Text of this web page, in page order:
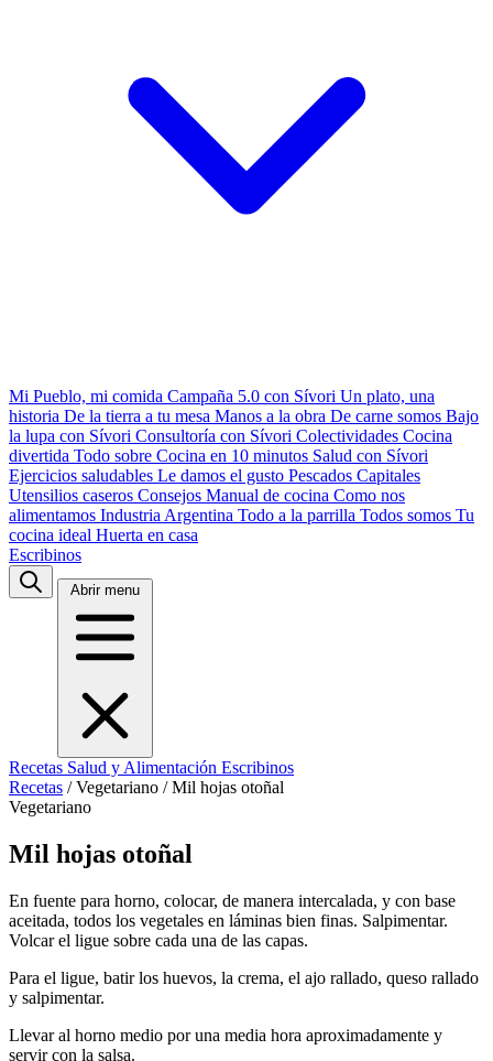
Mi Pueblo, mi comida Campaña 5.0 con Sívori Un plato, una
historia De la tierra a tu mesa Manos a la obra De carne somos Bajo
la lupa con Sívori Consultoría con Sívori Colectividades Cocina
divertida Todo sobre Cocina en 10 minutos Salud con Sívori
Ejercicios saludables Le damos el gusto Pescados Capitales
Utensilios caseros Consejos Manual de cocina Como nos
alimentamos Industria Argentina Todo a la parrilla Todos somos Tu
cocina ideal Huerta en casa
Escribinos
Abrir menu
Recetas Salud y Alimentación Escribinos
Recetas / Vegetariano / Mil hojas otoñal
Vegetariano
Mil hojas otoñal
En fuente para horno, colocar, de manera intercalada, y con base
aceitada, todos los vegetales en láminas bien finas. Salpimentar.
Volcar el ligue sobre cada una de las capas.
Para el ligue, batir los huevos, la crema, el ajo rallado, queso rallado
y salpimentar.
Llevar al horno medio por una media hora aproximadamente y
servir con la salsa.